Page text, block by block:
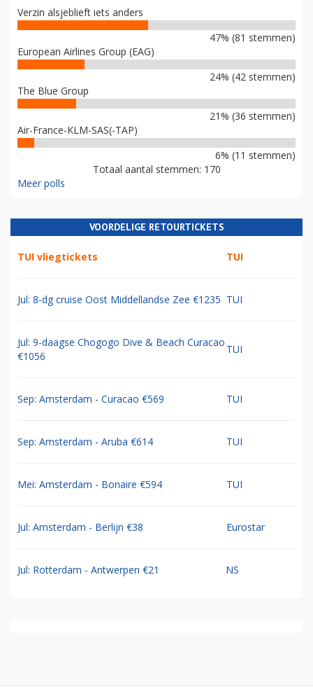
Verzin alsjeblieft iets anders
47% (81 stemmen)
European Airlines Group (EAG)
24% (42 stemmen)
The Blue Group
21% (36 stemmen)
Air-France-KLM-SAS(-TAP)
6% (11 stemmen)
Totaal aantal stemmen: 170
Meer polls
VOORDELIGE RETOURTICKETS
TUI vliegtickets TUI
Jul: 8-dg cruise Oost Middellandse Zee €1235 TUI
Jul: 9-daagse Chogogo Dive & Beach Curacao
€1056
TUI
Sep: Amsterdam - Curacao €569 TUI
Sep: Amsterdam - Aruba €614 TUI
Mei: Amsterdam - Bonaire €594 TUI
Jul: Amsterdam - Berlijn €38 Eurostar
Jul: Rotterdam - Antwerpen €21 NS